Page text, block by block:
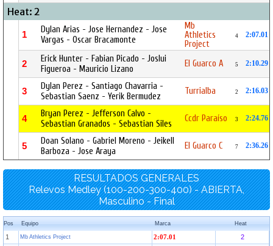
Heat: 2
1
Dylan Arias - Jose Hernandez - Jose
Vargas - Oscar Bracamonte
Mb
Athletics
Project
4 2:07.01
2
Erick Hunter - Fabian Picado - Joslui
Figueroa - Mauricio Lizano
El Guarco A 5 2:10.29
3
Dylan Perez - Santiago Chavarria -
Sebastian Saenz - Yerik Bermudez
Turrialba 2 2:16.03
4
Bryan Perez - Jefferson Calvo -
Sebastian Granados - Sebastian Siles
Ccdr Paraíso 3 2:24.76
5
Doan Solano - Gabriel Moreno - Jeikell
Barboza - Jose Araya
El Guarco C 7 2:36.26
RESULTADOS GENERALES
Relevos Medley (100-200-300-400) - ABIERTA,
Masculino - Final
Pos Equipo Marca Heat
1 Mb Athletics Project 2:07.01 2